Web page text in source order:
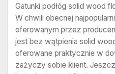
Gatunki podłóg solid wood
W chwili obecnej
oferowanym przez
jest bez wątpienia solid
oferowane praktycznie w
zażyczy sobie klient.